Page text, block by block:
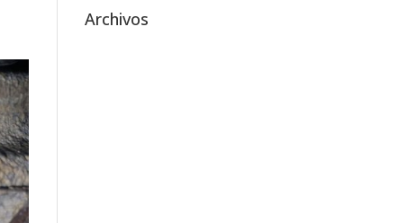
Archivos